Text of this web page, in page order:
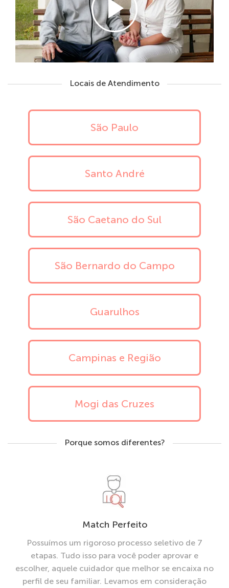
Locais de Atendimento
São Paulo
Santo André
São Caetano do Sul
São Bernardo do Campo
Guarulhos
Campinas e Região
Mogi das Cruzes
Porque somos diferentes?
Match Perfeito
Possuímos um rigoroso processo seletivo de 7
etapas. Tudo isso para você poder aprovar e
escolher, aquele cuidador que melhor se encaixa no
perfil de seu familiar. Levamos em consideração